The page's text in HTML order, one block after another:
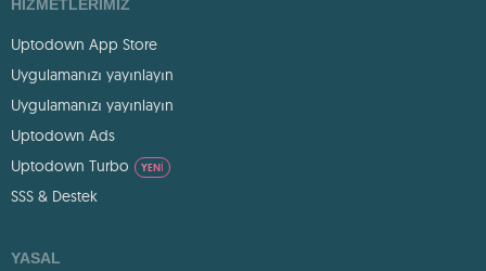
HIZMETLERIMIZ
Uptodown App Store
Uygulamanızı yayınlayın
Uygulamanızı yayınlayın
Uptodown Ads
Uptodown Turbo
YENI
SSS & Destek
YASAL